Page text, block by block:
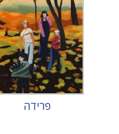
פרידה